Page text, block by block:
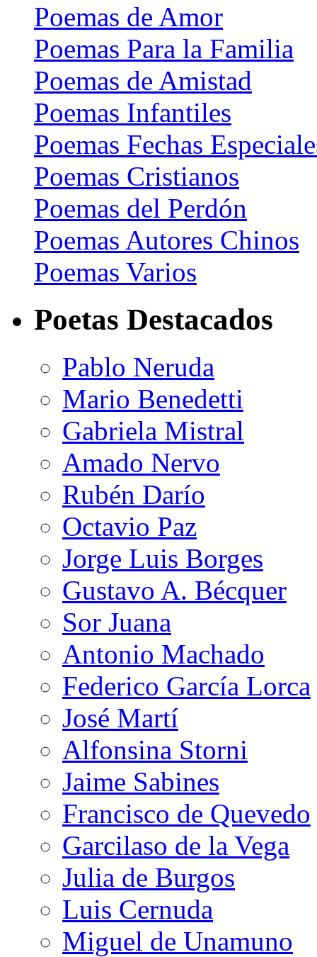
Poemas de Amor
Poemas Para la Familia
Poemas de Amistad
Poemas Infantiles
Poemas Fechas
Poemas Cristianos
Poemas del Perdón
Poemas Autores Chinos
Poemas Varios
Poetas Destacados
Pablo Neruda
Mario Benedetti
Gabriela Mistral
Amado Nervo
Rubén Darío
Octavio Paz
Jorge Luis Borges
Gustavo A. Bécquer
Sor Juana
Antonio Machado
Federico García Lorca
José Martí
Alfonsina Storni
Jaime Sabines
Francisco de Quevedo
Garcilaso de la Vega
Julia de Burgos
Luis Cernuda
Miguel de Unamuno